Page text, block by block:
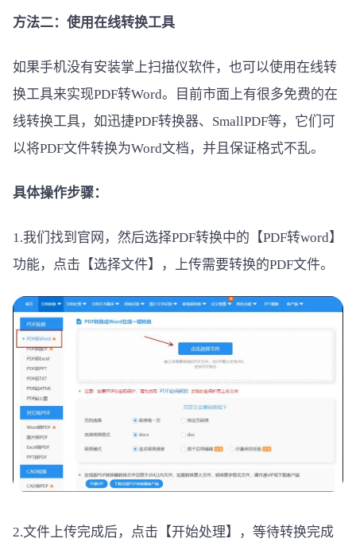
方法二：使用在线转换工具
如果手机没有安装掌上扫描仪软件，也可以使用在线转
换工具来实现PDF转Word。目前市面上有很多免费的在
线转换工具，如迅捷PDF转换器、SmallPDF等，它们可
以将PDF文件转换为Word文档，并且保证格式不乱。
具体操作步骤：
1.我们找到官网，然后选择PDF转换中的【PDF转word】
功能，点击【选择文件】，上传需要转换的PDF文件。
2.文件上传完成后，点击【开始处理】，等待转换完成